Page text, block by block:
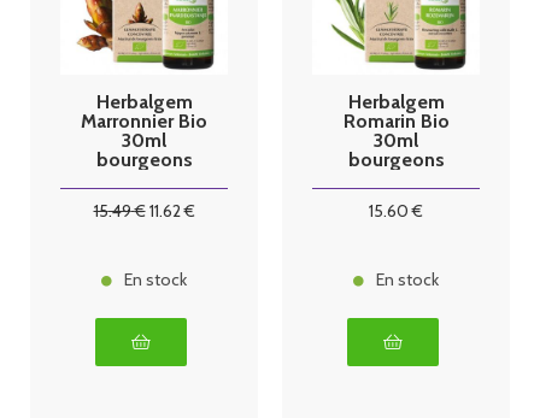
Herbalgem
Marronnier Bio
30ml
bourgeons
15.49€11.62€
En stock
Herbalgem
Romarin Bio
30ml
bourgeons
15.60 €
En stock